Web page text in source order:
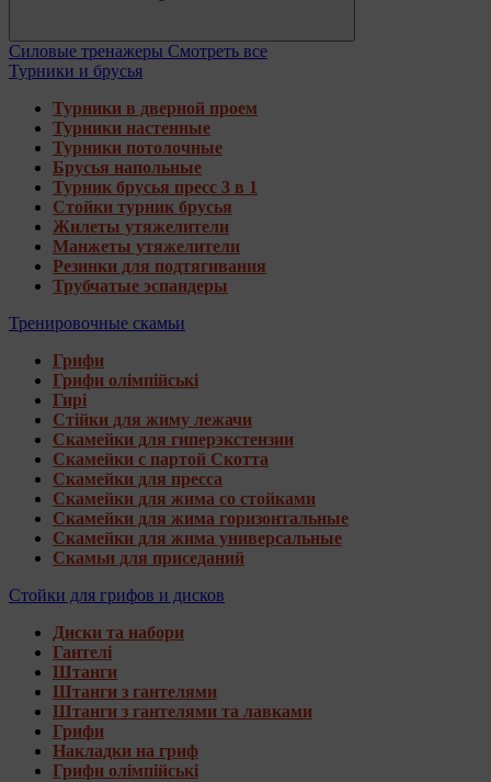
Силовые тренажеры Смотреть все
Турники и брусья
Турники в дверной проем
Турники настенные
Турники потолочные
Брусья напольные
Турник брусья пресс 3 в 1
Стойки турник брусья
Жилеты утяжелители
Манжеты утяжелители
Резинки для подтягивания
Трубчатые эспандеры
Тренировочные скамьи
Грифи
Грифи олімпійські
Гирі
Стійки для жиму лежачи
Скамейки для гиперэкстензии
Скамейки с партой Скотта
Скамейки для пресса
Скамейки для жима со стойками
Скамейки для жима горизонтальные
Скамейки для жима универсальные
Скамьи для приседаний
Стойки для грифов и дисков
Диски та набори
Гантелі
Штанги
Штанги з гантелями
Штанги з гантелями та лавками
Грифи
Накладки на гриф
Грифи олімпійські